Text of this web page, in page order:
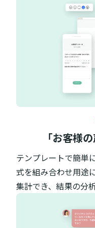
「お客様
テンプレートで簡単
式を組み合わせ用途
集計でき、結果の分